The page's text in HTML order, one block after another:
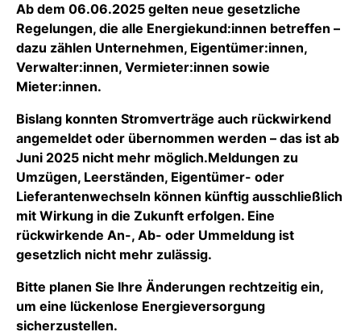
Ab dem 06.06.2025 gelten neue gesetzliche
Regelungen, die alle Energiekund:innen betreffen –
dazu zählen Unternehmen, Eigentümer:innen,
Verwalter:innen, Vermieter:innen sowie
Mieter:innen.
Bislang konnten Stromverträge auch rückwirkend
angemeldet oder übernommen werden – das ist ab
Juni 2025 nicht mehr möglich.Meldungen zu
Umzügen, Leerständen, Eigentümer- oder
Lieferantenwechseln können künftig ausschließlich
mit Wirkung in die Zukunft erfolgen. Eine
rückwirkende An-, Ab- oder Ummeldung ist
gesetzlich nicht mehr zulässig.
Bitte planen Sie Ihre Änderungen rechtzeitig ein,
um eine lückenlose Energieversorgung
sicherzustellen.